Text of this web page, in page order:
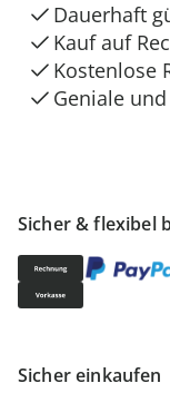
Sicher & flexibel
Sicher einkaufen
Dauerhaft
Kauf auf
Kostenlose
Geniale